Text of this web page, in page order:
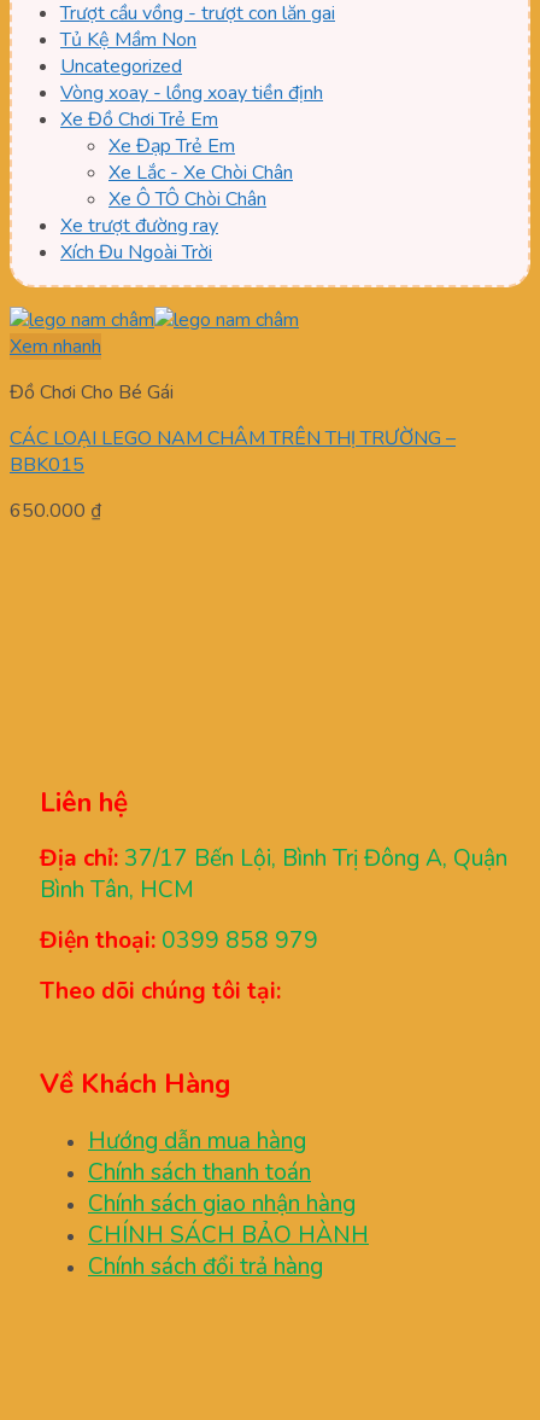
Trượt cầu vồng - trượt con lăn gai
Tủ Kệ Mầm Non
Uncategorized
Vòng xoay - lồng xoay tiền định
Xe Đồ Chơi Trẻ Em
Xe Đạp Trẻ Em
Xe Lắc - Xe Chòi Chân
Xe Ô TÔ Chòi Chân
Xe trượt đường ray
Xích Đu Ngoài Trời
Xem nhanh
Đồ Chơi Cho Bé Gái
CÁC LOẠI LEGO NAM CHÂM TRÊN THỊ TRƯỜNG –
BBK015
650.000 ₫
Liên hệ
Địa chỉ: 37/17 Bến Lội, Bình Trị Đông A, Quận
Bình Tân, HCM
Điện thoại: 0399 858 979
Theo dõi chúng tôi tại:
Về Khách Hàng
Hướng dẫn mua hàng
Chính sách thanh toán
Chính sách giao nhận hàng
CHÍNH SÁCH BẢO HÀNH
Chính sách đổi trả hàng